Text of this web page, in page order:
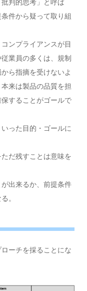
判的思考」と呼ば
件から疑って取り組
ンプライアンスが目
業員の多くは、規制
ら指摘を受けないよ
来は製品の品質を担
することがゴールで
った目的・ゴールに
だ残すことは意味を
出来るか、前提条件
。
ーチを採ることにな